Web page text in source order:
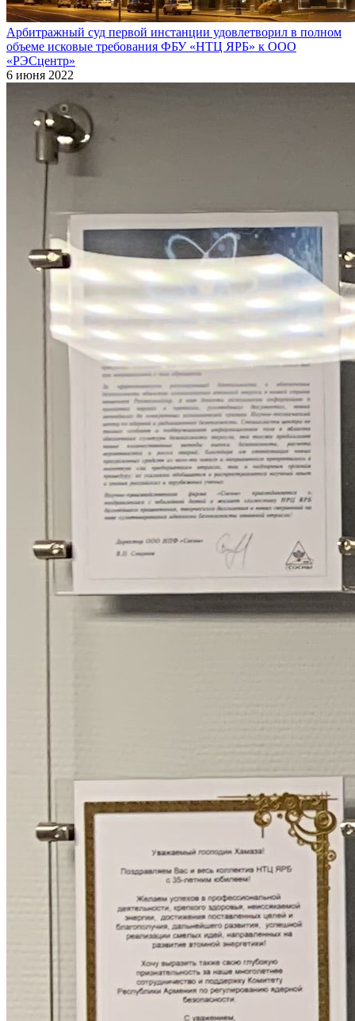
Арбитражный суд первой инстанции удовлетворил в полном
объеме исковые требования ФБУ «НТЦ ЯРБ» к ООО
«РЭСцентр»
6 июня 2022